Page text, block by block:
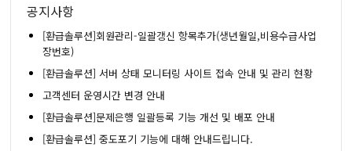
공지사항
[환급솔루션]회원관리-일괄갱신 항목추가(생년월일,비용수급사업
장번호)
[환급솔루션] 서버 상태 모니터링 사이트 접속 안내 및 관리 현황
고객센터 운영시간 변경 안내
[환급솔루션]문제은행 일괄등록 기능 개선 및 배포 안내
[환급솔루션] 중도포기 기능에 대해 안내드립니다.